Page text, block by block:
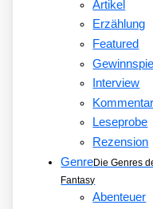
Artikel
Erzählung
Featured
Interview
Kommentar
Leseprobe
Rezension
GenreDie Genres
Fantasy
Abenteuer